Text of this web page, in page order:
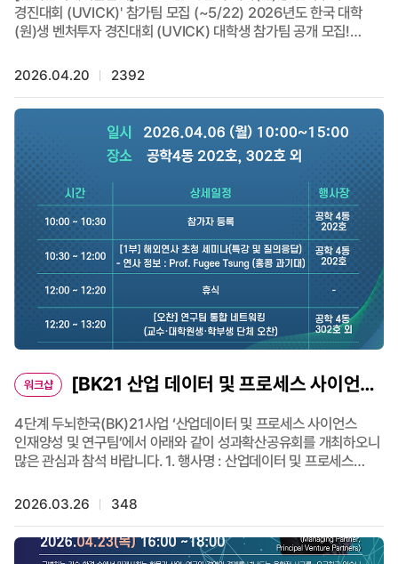
모집 (~5/22)
경진대회 (UVICK)' 참가팀 모집 (~5/22) 2026년도 한국 대학
(원)생 벤처투자 경진대회 (UVICK) 대학생 참가팀 공개 모집!
📌 UVICK 참가 특전 1) 참가 특전 1. - 참가팀 전원 벤처캐피탈
중소벤처기업부 장관상 표창 / 상금 300만원 - 한국벤처캐피탈협회
회장상 표창 / 상금 200만원 - 한국벤처캐피탈협회장상 표창 / 상금
100만원 3) 참가 특전 3. (국제대회 우승팀) - VCIC 글로벌 챔피언
- 상금 수령 (’26년 기준 $10,000, 변동 가능) 📌 모집 안내 1) 모집
기간 : 26.04.27(월) ~ 26.05.22(금) 2) 신청 요건 : 전공 무관
대학(원) 재학 또는 휴학생 / 동일대학 팀 단위 (5~6명) 선발 3)
대회 개요 : - 투자전략 수립 및 투자 심사 보고서 작성 - 본 대회
우승팀 대상 글로벌 벤처투자 경진대회(VCIC) 참가 기회 제공 4)
제출 서류 : 경진대회 참가신청서 제출 (*소정 양식 사용) 5) 관련
문의: 한국벤처캐피탈협회 교육연수팀 - 연락처 : 02-3017-7091 /
7085 - 이메일 : sionyoo@kvca.or.kr - 접수 방법 :
한국벤처캐피탈협회 연수원 홈페이지 참조 📌 자세히 보러가기 :
https://edu.kvca.or.kr/
2026.04.20 2392
워크샵
인재양성 및 연구팀] 성과확산공유회 개최
4단계 두뇌한국(BK)21사업 ‘산업데이터 및 프로세스 사이언스
인재양성 및 연구팀’에서 아래와 같이 성과확산공유회를 개최하오니
많은 관심과 참석 바랍니다. 1. 행사명 : 산업데이터 및 프로세스
4월 6일 (월) 10:00 ~ 15:00 3. 주요 일정 - 해외연사 초청 세미나
발표 문의 : 산업데이터 및 프로세스 사이언스 인재양성 및 연구팀
(T. 054-279-9152 / E. gyuri428@postech.ac.kr)
2026.03.26 348